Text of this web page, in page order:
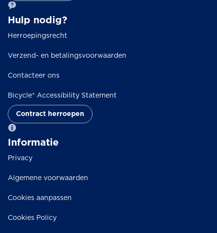
Hulp nodig?
Herroepingsrecht
Verzend- en betalingsvoorwaarden
Contacteer ons
Bicycle® Accessibility Statement
Contract herroepen
Informatie
Privacy
Algemene voorwaarden
Cookies aanpassen
Cookies Policy